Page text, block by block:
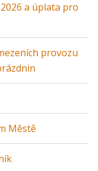
a úplata pro
provozu
Městě